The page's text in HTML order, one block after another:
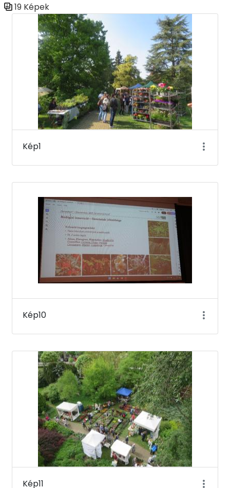
19 Képek
Médiatár
Kép1
Kép10
Kép11